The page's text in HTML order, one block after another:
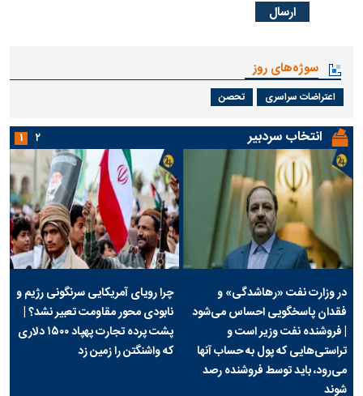
سوژه‌های روز
اعتراضات سراسری تحصن
انتخاب سردبیر
در وزارت نفت «رهاشدگی» و
فقدان پاسخگویی احساس می‌شود
| فروشنده نفت وزیر است و
تراستی‌هایی که پول به حساب آنها
می‌رود، باید توسط فروشنده رصد
شوند
چرا رویای آمریکایی سرنگونی رژیم و
نابودی محور مقاومت تعبیر نشد؟ |
پشت پرده تجارت پهپاد‌ ۱۵۰۰ دلاری
که واشنگتن را زمین زد
۱ ۲